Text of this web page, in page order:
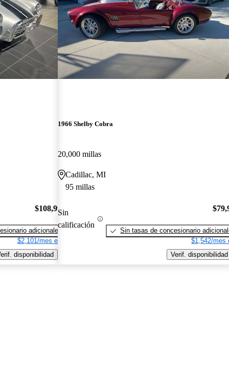
$108,995
adicionales
$2,101/mes est.
disponibilidad
1966 Shelby Cobra
20,000 millas
Cadillac, MI
95 millas
Sin
calificación
Sin tasas de concesionario
$1,542/mes
Verif. disponibilidad